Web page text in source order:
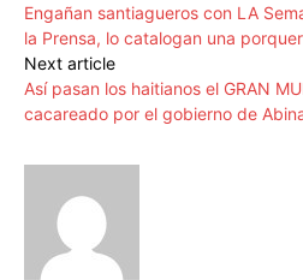
Engañan santiagueros con LA
la Prensa, lo catalogan una
Next article
Así pasan los haitianos el GRAN
cacareado por el gobierno de